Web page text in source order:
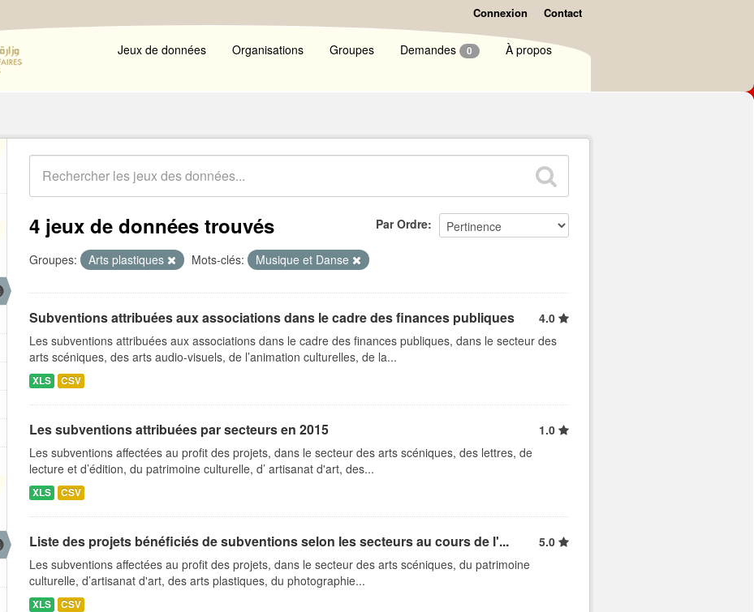
Connexion Contact
Jeux de données Organisations Groupes Demandes 0 À propos
Par Ordre
4 jeux de données trouvés
Groupes: Arts plastiques Mots-clés: Musique et Danse
Subventions attribuées aux associations dans le cadre des finances publiques
4.0
Les subventions attribuées aux associations dans le cadre des finances publiques, dans le secteur des
arts scéniques, des arts audio-visuels, de l’animation culturelles, de la...
XLS CSV
Les subventions attribuées par secteurs en 2015
1.0
Les subventions affectées au profit des projets, dans le secteur des arts scéniques, des lettres, de
lecture et d’édition, du patrimoine culturelle, d’ artisanat d'art, des...
XLS CSV
Liste des projets bénéficiés de subventions selon les secteurs au cours de l'...
5.0
Les subventions affectées au profit des projets, dans le secteur des arts scéniques, du patrimoine
culturelle, d’artisanat d'art, des arts plastiques, du photographie...
XLS CSV